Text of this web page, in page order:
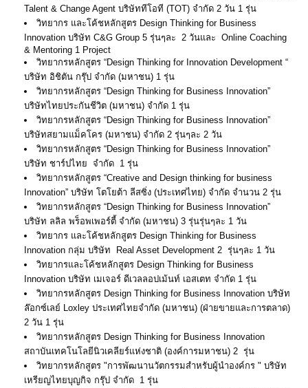
Talent & Change Agent บริษัททีโอที (TOT) จำกัด 2 วัน 1 รุ่น
วิทยากร และโค้ชหลักสูตร Design Thinking for Business
Innovation บริษัท C&G Group 5 รุ่นๆละ 2 วันและ Online Coaching
& Mentoring 1 Project
วิทยากรหลักสูตร “Design Thinking for Innovation Development “
บริษัท อิชิตัน กรุ๊ป จำกัด (มหาชน) 1 รุ่น
วิทยากรหลักสูตร “Design Thinking for Business Innovation”
บริษัทไทยประกันชีวิต (มหาชน) จำกัด 1 รุ่น
วิทยากรหลักสูตร “Design Thinking for Business Innovation”
บริษัทสยามแม็คโคร (มหาชน) จำกัด 2 รุ่นๆละ 2 วัน
วิทยากรหลักสูตร “Design Thinking for Business Innovation”
บริษัท ชาร์ปไทย จำกัด 1 รุ่น
วิทยากรหลักสูตร “Creative and Design thinking for business
Innovation” บริษัท โตโยต้า ลีสซิ่ง (ประเทศไทย) จำกัด จำนวน 2 รุ่น
วิทยากรหลักสูตร “Design Thinking for Business Innovation”
บริษัท ลลิล พร็อพเพอร์ตี้ จำกัด (มหาชน) 3 รุ่นรุ่นๆละ 1 วัน
วิทยากร และโค้ชหลักสูตร Design Thinking for Business
Innovation กลุ่ม บริษัท Real Asset Development 2 รุ่นๆละ 1 วัน
วิทยากรและโค้ชหลักสูตร Design Thinking for Business
Innovation บริษัท เมเจอร์ ดีเวลลอปเม้นท์ เอสเตท จำกัด 1 รุ่น
วิทยากรหลักสูตร Design Thinking for Business Innovation บริษัท
ล๊อกซ์เลย์ Loxley ประเทศไทยจำกัด (มหาชน) (ฝ่ายขายและการตลาด)
2 วัน 1 รุ่น
วิทยากรหลักสูตร Design Thinking for Business Innovation
สถาบันเทคโนโลยีนิวเคลียร์แห่งชาติ (องค์การมหาชน) 2 รุ่น
วิทยากรหลักสูตร "การพัฒนานวัตกรรมสำหรับผู้นำองค์กร " บริษัท
เหรียญไทยบุญกิจ กรุ๊ป จำกัด 1 รุ่น